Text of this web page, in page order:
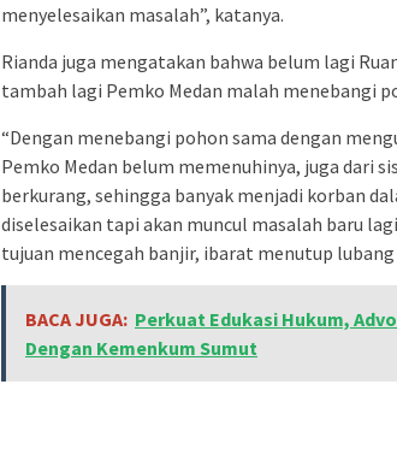
menyelesaikan masalah”, katanya.
Rianda juga mengatakan bahwa belum lagi
tambah lagi Pemko Medan malah menebangi
“Dengan menebangi pohon sama dengan
Pemko Medan belum memenuhinya, juga dari
berkurang, sehingga banyak menjadi korban
diselesaikan tapi akan muncul masalah baru
tujuan mencegah banjir, ibarat menutup
BACA JUGA: Perkuat Edukasi Hukum,
Dengan Kemenkum Sumut